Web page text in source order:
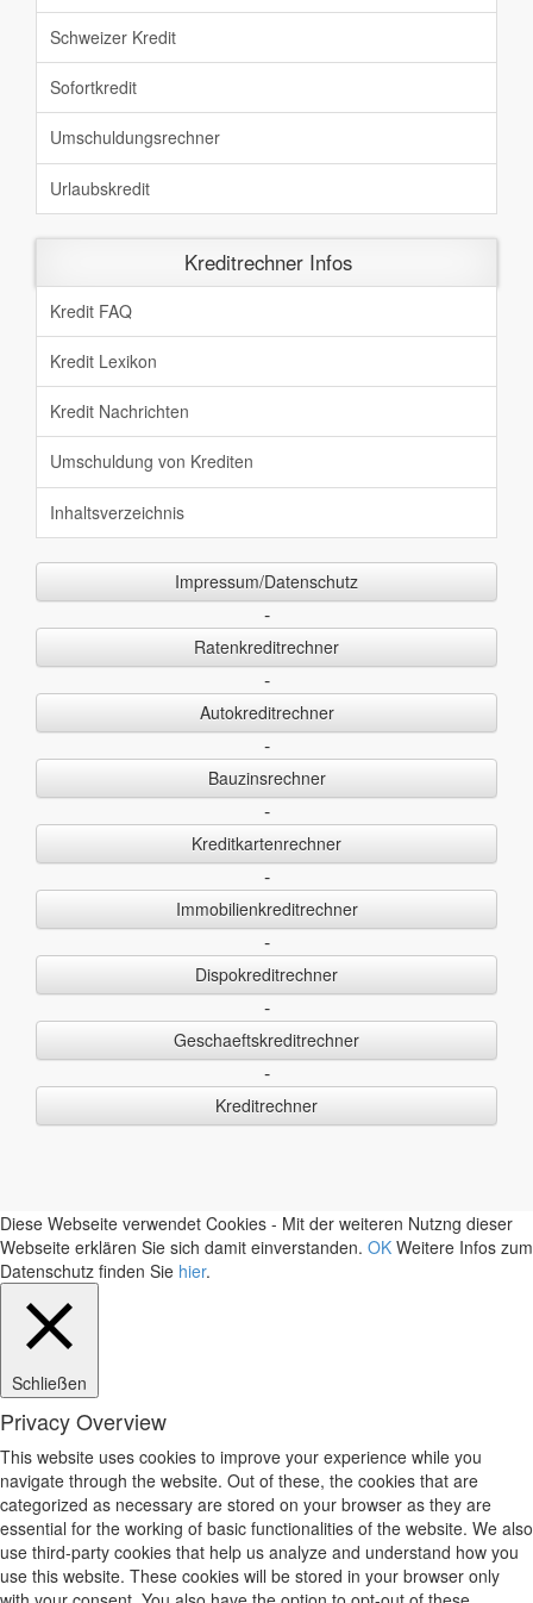
Schweizer Kredit
Sofortkredit
Umschuldungsrechner
Urlaubskredit
Kreditrechner Infos
Kredit FAQ
Kredit Lexikon
Kredit Nachrichten
Umschuldung von Krediten
Inhaltsverzeichnis
Impressum/Datenschutz
-
Ratenkreditrechner
-
Autokreditrechner
-
Bauzinsrechner
-
Kreditkartenrechner
-
Immobilienkreditrechner
-
Dispokreditrechner
-
Geschaeftskreditrechner
-
Kreditrechner
Diese Webseite verwendet Cookies - Mit der weiteren Nutzng dieser
Webseite erklären Sie sich damit einverstanden. OK Weitere Infos zum
Datenschutz finden Sie hier.
Schließen
Privacy Overview
This website uses cookies to improve your experience while you
navigate through the website. Out of these, the cookies that are
categorized as necessary are stored on your browser as they are
essential for the working of basic functionalities of the website. We also
use third-party cookies that help us analyze and understand how you
use this website. These cookies will be stored in your browser only